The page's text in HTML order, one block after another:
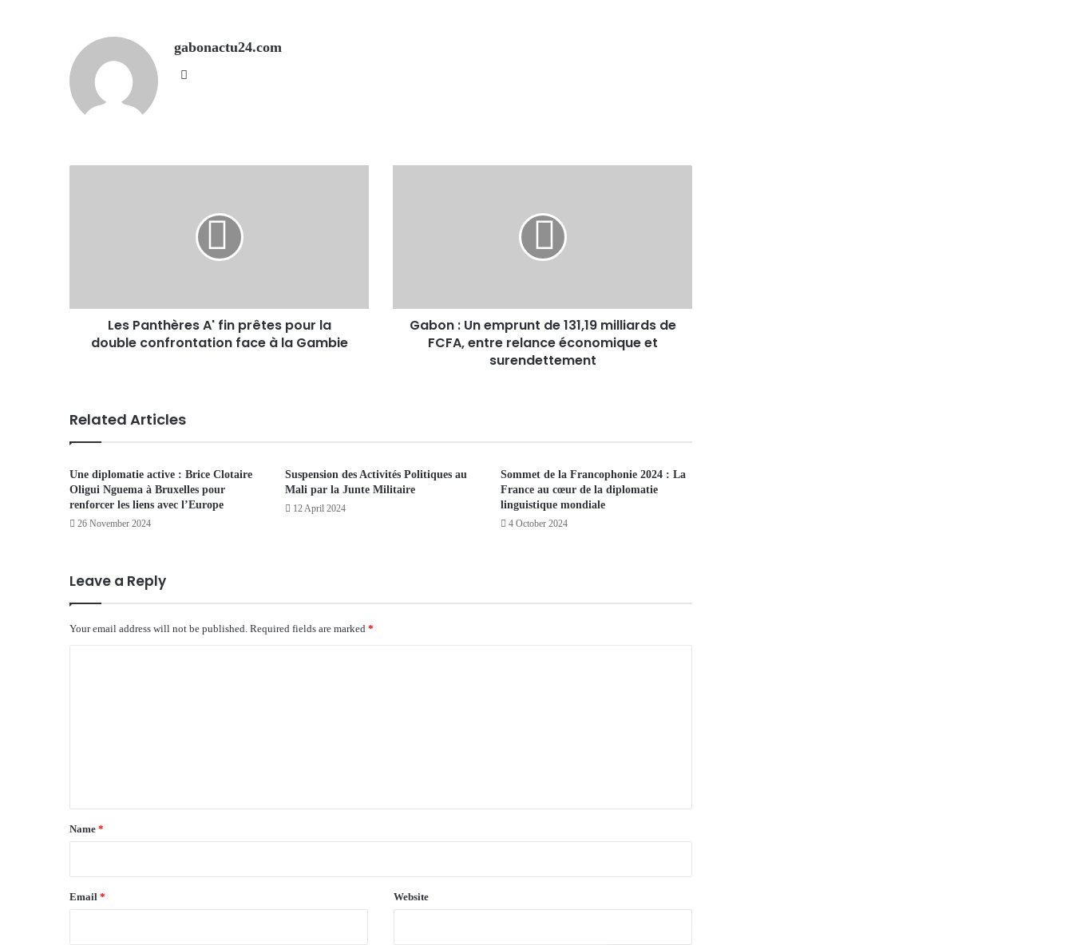
gabonactu24.com
Les Panthères A' fin prêtes pour la
double confrontation face à la Gambie
Gabon : Un emprunt de 131,19 milliards de
FCFA, entre relance économique et
surendettement
Related Articles
Une diplomatie active : Brice Clotaire
Oligui Nguema à Bruxelles pour
renforcer les liens avec l’Europe
26 November 2024
Suspension des Activités Politiques au
Mali par la Junte Militaire
12 April 2024
Sommet de la Francophonie 2024 : La
France au cœur de la diplomatie
linguistique mondiale
4 October 2024
Leave a Reply
Your email address will not be published. Required fields are marked *
*
Name *
Email * Website